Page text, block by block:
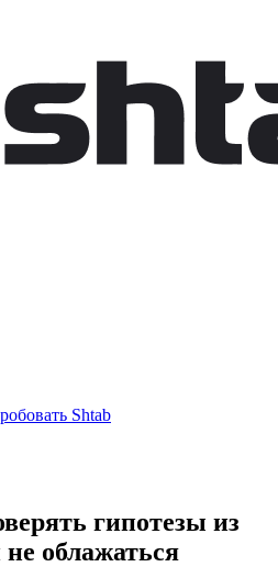
Shtab
гипотезы из
облажаться